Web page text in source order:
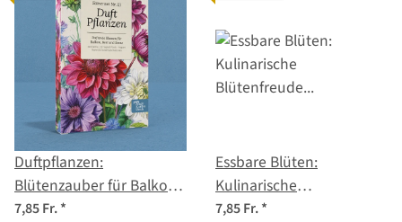
Duftpflanzen:
Blütenzauber für Balkon,
Beet und Sinne –
7,85 Fr.*
Essbare Blüten:
Kulinarische
Blütenfreude für Salat,
7,85 Fr.*